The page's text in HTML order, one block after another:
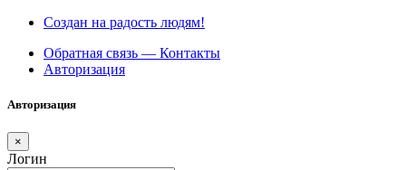
Создан на радость людям!
Обратная связь — Контакты
Авторизация
Авторизация
×
Логин